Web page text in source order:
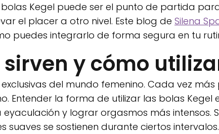
Kegel puede ser el punto de partida
el placer a otro nivel. Este blog de Silena
puedes integrarlo de forma segura en tu
sirven y cómo
del mundo femenino. Cada vez
Entender la forma de utilizar las bolas Kegel
y lograr orgasmos más intensos.
suaves se sostienen durante ciertos intervalos.